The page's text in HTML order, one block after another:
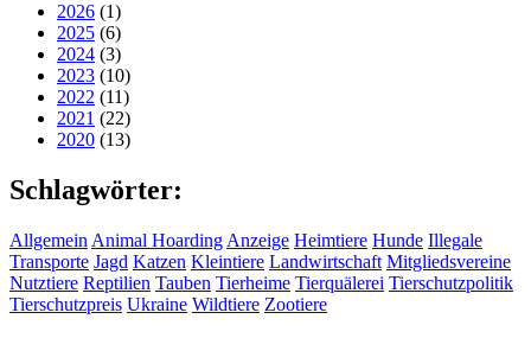
2026 (1)
2025 (6)
2024 (3)
2023 (10)
2022 (11)
2021 (22)
2020 (13)
Schlagwörter:
Allgemein Animal Hoarding Anzeige Heimtiere Hunde Illegale
Transporte Jagd Katzen Kleintiere Landwirtschaft Mitgliedsvereine
Nutztiere Reptilien Tauben Tierheime Tierquälerei Tierschutzpolitik
Tierschutzpreis Ukraine Wildtiere Zootiere